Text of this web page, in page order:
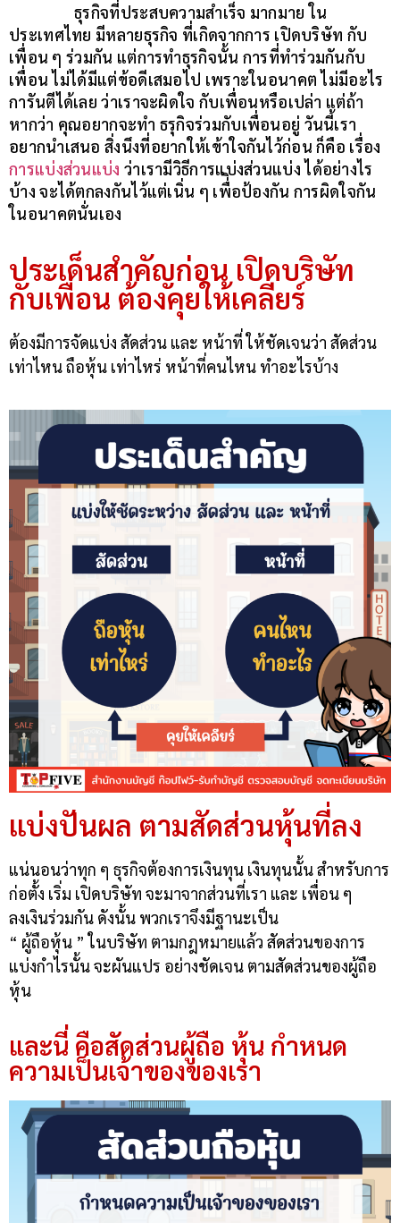
ธุรกิจที่ประสบความสำเร็จ มากมาย ใน
ประเทศไทย มีหลายธุรกิจ ที่เกิดจากการ เปิดบริษัท กับ
เพื่อน ๆ ร่วมกัน แต่การทำธุรกิจนั้น การที่ทำร่วมกันกับ
เพื่อน ไม่ได้มีแต่ข้อดีเสมอไป เพราะในอนาคต ไม่มีอะไร
การันตีได้เลย ว่าเราจะผิดใจ กับเพื่อนหรือเปล่า แต่ถ้า
หากว่า คุณอยากจะทำ ธรุกิจร่วมกับเพื่อนอยู่ วันนี้เรา
อยากนำเสนอ สิ่งนึงที่อยากให้เข้าใจกันไว้ก่อน ก็คือ เรื่อง
การแบ่งส่วนแบ่ง ว่าเรามีวิธีการแบ่งส่วนแบ่ง ได้อย่างไร
บ้าง จะได้ตกลงกันไว้แต่เนิ่น ๆ เพื่ิอป้องกัน การผิดใจกัน
ในอนาคตนั่นเอง
ประเด็นสำคัญก่อน เปิดบริษัท
กับเพื่อน ต้องคุยให้เคลียร์
ต้องมีการจัดแบ่ง สัดส่วน และ หน้าที่ ให้ชัดเจนว่า สัดส่วน
เท่าไหน ถือหุ้น เท่าไหร่ หน้าที่คนไหน ทำอะไรบ้าง
แบ่งปันผล ตามสัดส่วนหุ้นที่ลง
แน่นอนว่าทุก ๆ ธุรกิจต้องการเงินทุน เงินทุนนั้น สำหรับการ
ก่อตั้ง เริ่ม เปิดบริษัท จะมาจากส่วนที่เรา และ เพื่อน ๆ
ลงเงินร่วมกัน ดังนั้น พวกเราจึงมีฐานะเป็น
“ ผู้ถือหุ้น ” ในบริษัท ตามกฎหมายแล้ว สัดส่วนของการ
แบ่งกำไรนั้น จะผันแปร อย่างชัดเจน ตามสัดส่วนของผู้ถือ
หุ้น
และนี่ คือสัดส่วนผู้ถือ หุ้น กำหนด
ความเป็นเจ้าของของเรา